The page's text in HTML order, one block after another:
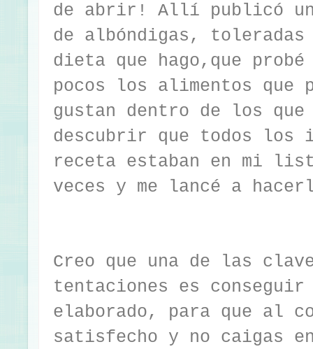
de abrir! Allí publicó
de albóndigas,
dieta que hago,que probé
pocos los alimentos que
gustan dentro de los que
descubrir que todos los
receta estaban en mi
veces y me lancé a
Creo que una de las
tentaciones es conseguir
elaborado, para que al
satisfecho y no caigas